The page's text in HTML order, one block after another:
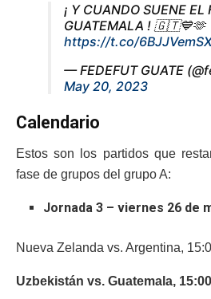
¡ Y CUANDO SUENE EL
GUATEMALA ! 🇬🇹💙🫶
https://t.co/
— FEDEFUT GUATE
May 20, 2023
Calendario
Estos son los partidos que
fase de grupos del grupo A:
Jornada 3 – viernes 26 de
Nueva Zelanda vs. Argentina,
Uzbekistán vs. Guatemala,